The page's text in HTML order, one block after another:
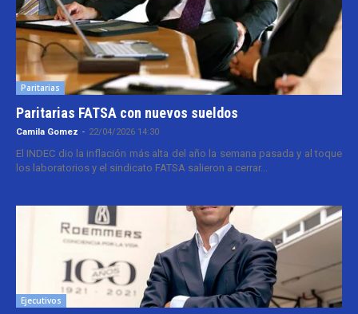
Paritarias
Paritarias FATSA con nuevos sueldos
Camila Gomez - 22/04/2026 14:30
El INDEC dio la inflación más alta del año la semana pasada y al toque
los laboratorios y el sindicato FATSA salieron a cerrar...
Ejecutivos